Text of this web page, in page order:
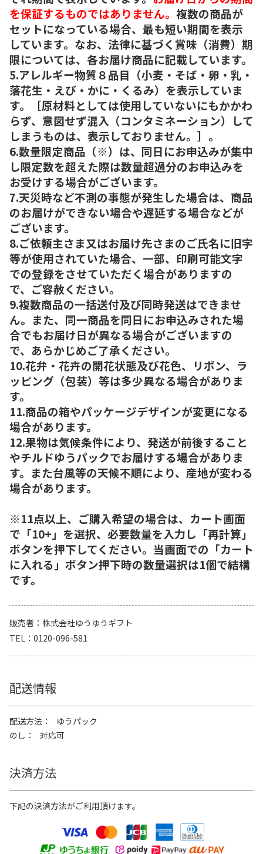
を保証するものではありません。 複数の商品が
セットになっている場合、最も短い期間を表示
しています。なお、法律に基づく賞味（消費）期
限については、各お届け商品に記載しています。
5.アレルギー物質８品目（小麦・そば・卵・乳・
落花生・えび・かに・くるみ）を表示していま
す。［原材料としては使用していないにもかかわ
らず、意図せず混入（コンタミネーション）して
しまうものは、表示しておりません。］。
6.数量限定商品（※）は、同日にお申込みが集中
し限定数を超えた際は数量超過分のお申込みを
お受けする場合がございます。
7.天災時など不測の事態が発生した場合は、商品
のお届けができない場合や遅延する場合などが
ございます。
8.ご依頼主さま又はお届け先さまのご氏名に旧字
等が使用されていた場合、一部、印刷可能文字
での登録をさせていただく場合がありますの
で、ご容赦ください。
9.複数商品の一括送付及び同時発送はできませ
ん。また、同一商品を同日にお申込みされた場
合でもお届け日が異なる場合がございますの
で、あらかじめご了承ください。
10.花弁・花卉の開花状態及び花色、リボン、ラ
ッピング（包装）等は多少異なる場合がありま
す。
11.商品の箱やパッケージデザインが変更になる
場合があります。
12.果物は気候条件により、発送が前後すること
やチルドゆうパックでお届けする場合がありま
す。また台風等の天候不順により、産地が変わる
場合があります。
※11点以上、ご購入希望の場合は、カート画面
で「10+」を選択、必要数量を入力し「再計算」
ボタンを押下してください。当画面での「カート
に入れる」ボタン押下時の数量選択は1個で結構
です。
販売者
株式会社ゆうゆうギフト
TEL
0120-096-581
配送情報
配送方法
ゆうパック
のし
対応可
決済方法
下記の決済方法がご利用頂けます。